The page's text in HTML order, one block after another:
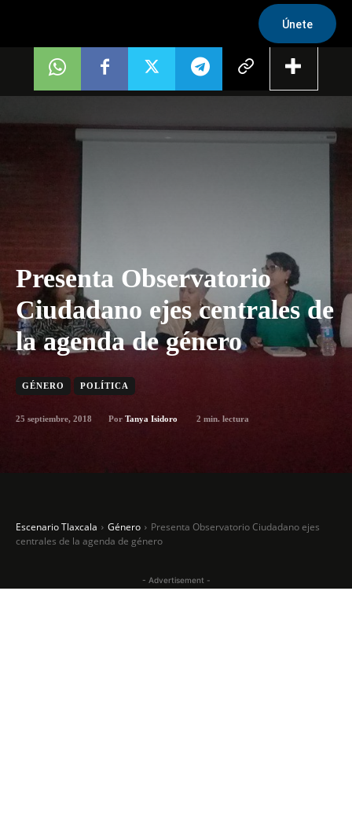
Únete
Presenta Observatorio
Ciudadano ejes centrales de
la agenda de género
GÉNERO POLÍTICA
25 septiembre, 2018 Por Tanya Isidoro 2 min. lectura
Escenario Tlaxcala Género
Presenta Observatorio Ciudadano ejes
centrales de la agenda de género
- Advertisement -